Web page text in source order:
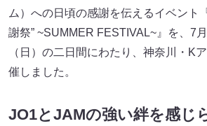
ム）への日頃の感謝を伝えるイベント
謝祭” ~SUMMER FESTIVAL~』を、7
（日）の二日間にわたり、神奈川・K
催しました。
JO1とJAMの強い絆を感じ